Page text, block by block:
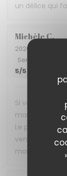
un délice qui
MichèleC
2026-07-04
Service
5/5
Si vous voulez
marre de la
Le personnel
venir vous
maestria par